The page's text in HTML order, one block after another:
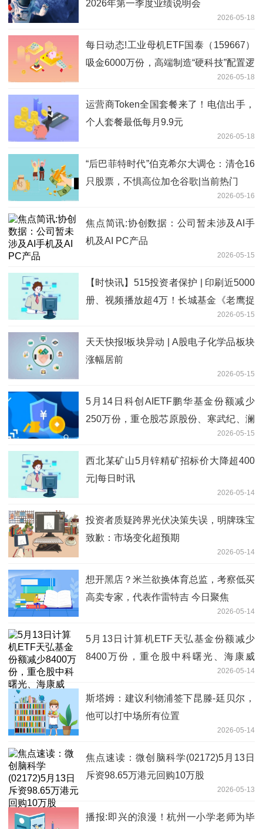
2026年第一季度业绩说明会
2026-05-18
每日动态!工业母机ETF国泰（159667）
吸金6000万份，高端制造“硬科技”配置逻
2026-05-18
运营商Token全国套餐来了！电信出手，
个人套餐最低每月9.9元
2026-05-18
“后巴菲特时代”伯克希尔大调仓：清仓16
只股票，不惧高位加仓谷歌|当前热门
2026-05-16
焦点简讯:协创数据：公司暂未涉及AI手
机及AI PC产品
2026-05-15
【时快讯】515投资者保护 | 印刷近5000
册、视频播放超4万！长城基金《老鹰捉
小基》荣获2026年度最佳投资者教育创
新奖
2026-05-15
天天快报!板块异动 | A股电子化学品板块
涨幅居前
2026-05-15
5月14日科创AIETF鹏华基金份额减少
250万份，重仓股芯原股份、寒武纪、澜
2026-05-15
西北某矿山5月锌精矿招标价大降超400
元|每日时讯
2026-05-14
投资者质疑跨界光伏决策失误，明牌珠宝
致歉：市场变化超预期
2026-05-14
想开黑店？米兰欲换体育总监，考察低买
高卖专家，代表作雷特吉 今日聚焦
2026-05-14
5月13日计算机ETF天弘基金份额减少
8400万份，重仓股中科曙光、海康威
2026-05-14
斯塔姆：建议利物浦签下昆滕-廷贝尔，
他可以打中场所有位置
2026-05-14
焦点速读：微创脑科学(02172)5月13日
斥资98.65万港元回购10万股
2026-05-13
播报:即兴的浪漫！杭州一小学老师为毕